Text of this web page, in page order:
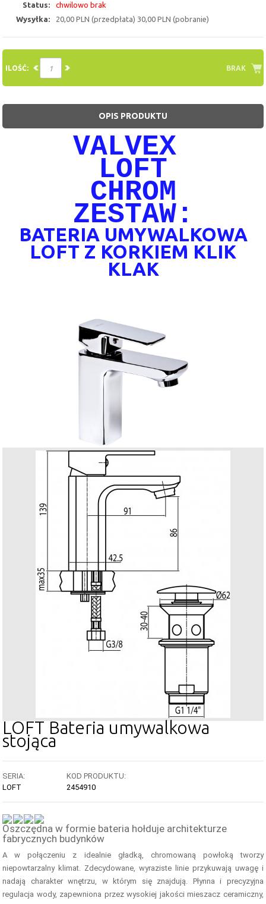
Status:
chwilowo brak
Wysyłka:
20,00 PLN (przedpłata) 30,00 PLN (pobranie)
BRAK
ILOŚĆ:
OPIS PRODUKTU
VALVEX
LOFT
CHROM
ZESTAW:
BATERIA UMYWALKOWA
LOFT Z KORKIEM KLIK
KLAK
LOFT Bateria umywalkowa
stojąca
SERIA:
LOFT
KOD PRODUKTU:
2454910
Oszczędna w formie bateria hołduje architekturze
fabrycznych budynków
A w połączeniu z idealnie gładką, chromowaną powłoką tworzy
niepowtarzalny klimat. Zdecydowane, wyraziste linie przykuwają uwagę i
nadają charakter wnętrzu, w którym się znajdują. Płynna i precyzyjna
regulacja wody, zapewniona przez wysokiej jakości mieszacz ceramiczny,